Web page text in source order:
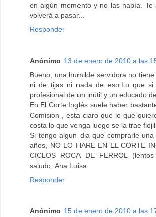
en algún momento y no las había. Te
volverá a pasar...
Responder
Anónimo 13 de enero de 2010 a las
Bueno, una humilde servidora no
ni de tijas ni nada de eso.Lo que si
profesional de un inútil y un educado
En El Corte Inglés suele haber
Comision , esta claro que lo que
costa lo que venga luego se la trae
Si tengo algun dia que comprarle
años, NO LO HARE EN EL CORTE
CICLOS ROCA DE FERROL
saludo .Ana Luisa
Responder
Anónimo 15 de enero de 2010 a las